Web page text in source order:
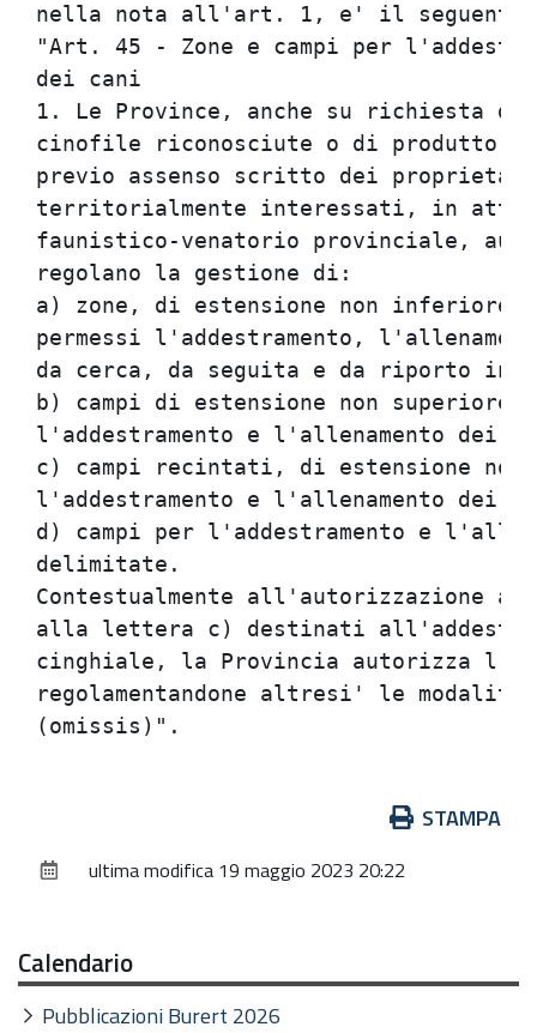
nella nota
"Art. 45 - Zone e campi per
dei
1. Le Province, anche su
cinofile riconosciute o di
previo assenso scritto dei
territorialmente
faunistico-venatorio
regolano
a) zone, di estensione non
permessi l'addestramento,
da cerca, da seguita e
b) campi di estensione
l'addestramento e
c) campi recintati, di
l'addestramento e
d) campi per l'addestramento e
Contestualmente
alla lettera c) destinati
cinghiale, la Provincia
regolamentandone altresi' le
documento
STAMPA
ultima modifica 19 maggio 2023 20:22
Calendario
Pubblicazioni Burert 2026